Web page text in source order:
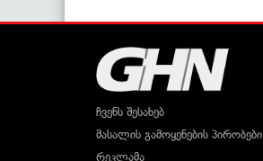
ჩვენს შესახებ
მასალის გამოყენების პირობები
რეკლამა